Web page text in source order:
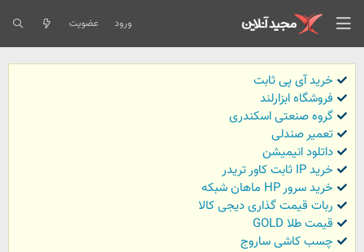
ورود عضویت
خرید آی پی ثابت
فروشگاه ابزارلند
گروه صنعتی اسکندری
تعمیر صندلی
داتلود انیمیشن
خرید IP ثابت کاور تریدر
خرید سرور HP ماهان شبکه
ربات قیمت گذاری دیجی کالا
قیمت طلا GOLD
چسب کاشی ساروج